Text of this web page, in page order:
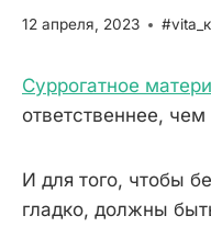
12 апреля, 2023
Суррогатное
ответственнее,
И для того, чтобы
гладко, должны